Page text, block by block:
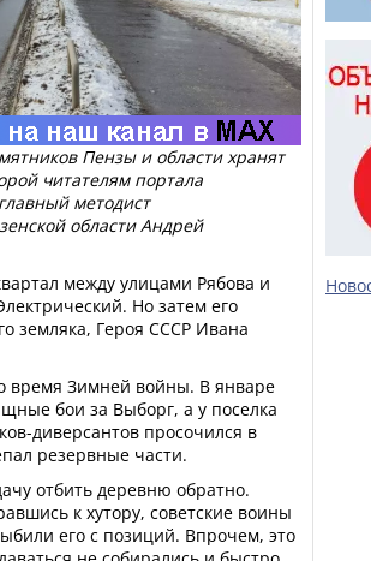
Пензы и области хранят
читателям портала
методист
области Андрей
между улицами Рябова и
Но затем его
земляка, Героя СССР Ивана
время Зимней войны. В январе
бои за Выборг, а у поселка
диверсантов просочился в
резервные части.
отбить деревню обратно.
к хутору, советские воины
его с позиций. Впрочем, это